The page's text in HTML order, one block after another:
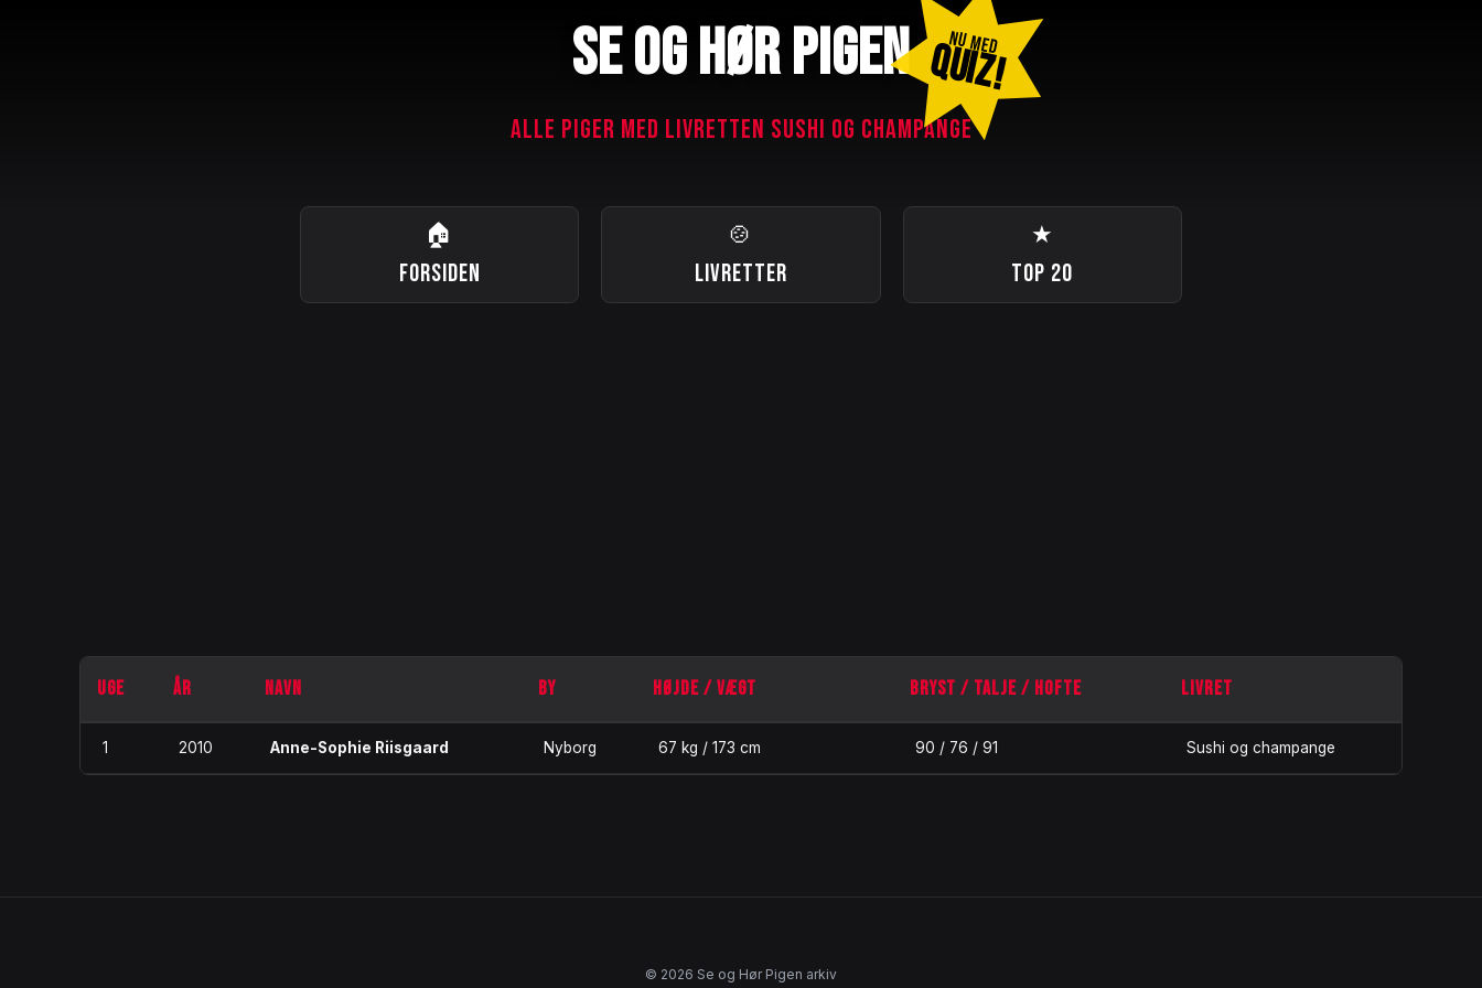
SE OG HØR PIGEN NU MED
QUIZ!
ALLE PIGER MED LIVRETTEN SUSHI OG CHAMPANGE
🏠
FORSIDEN
🍲
LIVRETTER
★
TOP 20
UGE ÅR NAVN BY HØJDE / VÆGT BRYST / TALJE / HOFTE LIVRET
1 2010 Anne-Sophie Riisgaard Nyborg 67 kg / 173 cm 90 / 76 / 91 Sushi og champange
© 2026 Se og Hør Pigen arkiv